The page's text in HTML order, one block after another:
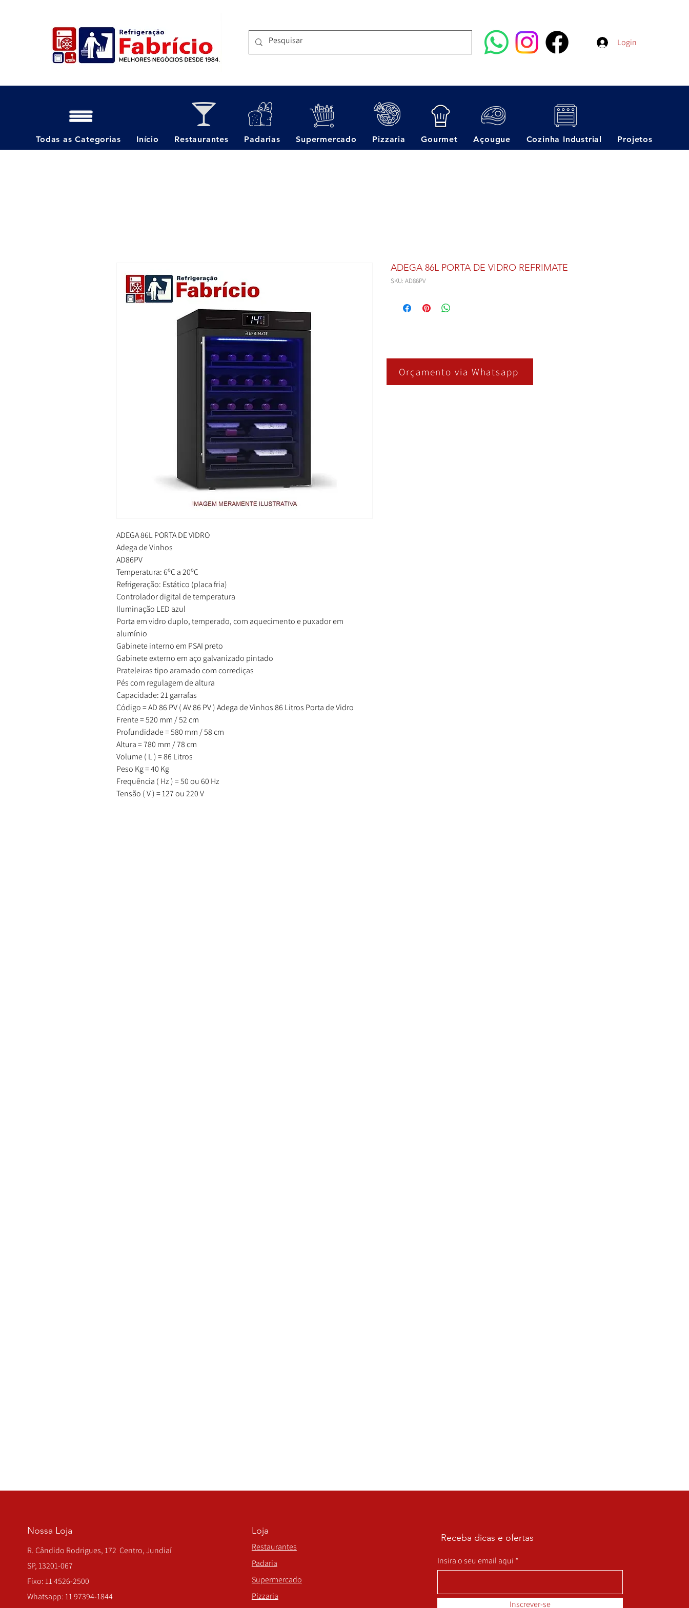
Login
ADEGA 86L PORTA DE VIDRO
Adega de Vinhos
AD86PV
Temperatura: 6ºC a 20ºC
Refrigeração: Estático (placa fria)
Controlador digital de temperatura
Iluminação LED azul
Porta em vidro duplo, temperado, com aquecimento e puxador em
alumínio
Gabinete interno em PSAI preto
Gabinete externo em aço galvanizado pintado
Prateleiras tipo aramado com corrediças
Pés com regulagem de altura
Capacidade: 21 garrafas
Código = AD 86 PV ( AV 86 PV ) Adega de Vinhos 86 Litros Porta de Vidro
Frente = 520 mm / 52 cm
Profundidade = 580 mm / 58 cm
Altura = 780 mm / 78 cm
Volume ( L ) = 86 Litros
Peso Kg = 40 Kg
Frequência ( Hz ) = 50 ou 60 Hz
Tensão ( V ) = 127 ou 220 V
ADEGA 86L PORTA DE VIDRO REFRIMATE
SKU: AD86PV
Orçamento via Whatsapp
Todas as Categorias Início Restaurantes Padarias Supermercado Pizzaria Gourmet Açougue Cozinha Industrial Projetos
Nossa Loja
R. Cândido Rodrigues, 172 Centro, Jundiaí
SP, 13201-067
Fixo: 11 4526-2500
Whatsapp: 11 97394-1844
Loja
Restaurantes
Padaria
Supermercado
Pizzaria
Receba dicas e ofertas
Insira o seu email aqui
Inscrever-se